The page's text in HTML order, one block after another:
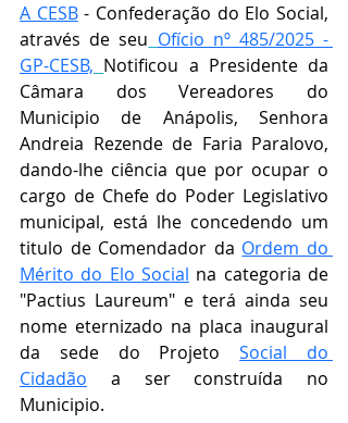
A CESB - Confederação do Elo Social,
através de seu Ofício nº 485/2025 -
GP-CESB, Notificou a Presidente da
Câmara dos Vereadores do
Municipio de Anápolis, Senhora
dando-lhe ciência que por ocupar o
cargo de Chefe do Poder Legislativo
municipal, está lhe concedendo um
titulo de Comendador da Ordem do
Mérito do Elo Social na categoria de
"Pactius Laureum" e terá ainda seu
nome eternizado na placa inaugural
da sede do Projeto Social do
Cidadão a ser construída no
Municipio.